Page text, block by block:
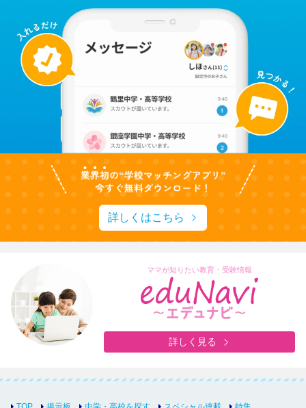
詳しくはこちら
ママが知りたい教育・受験情報
詳しく見る